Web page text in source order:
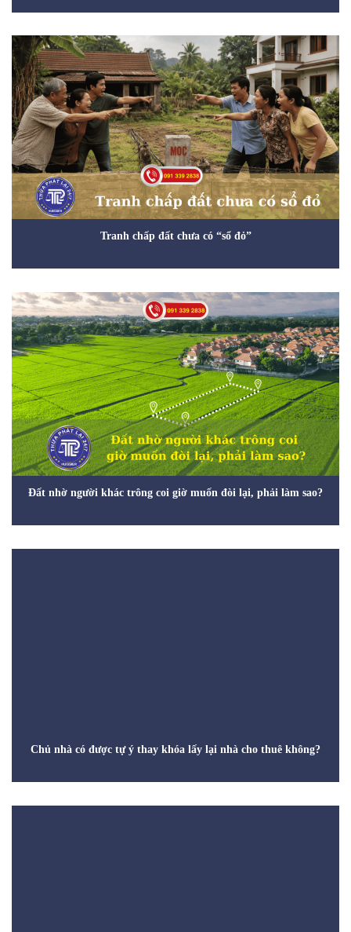
Tranh chấp đất chưa có “sổ đỏ”
Đất nhờ người khác trông coi giờ muốn đòi lại, phải làm sao?
Chủ nhà có được tự ý thay khóa lấy lại nhà cho thuê không?